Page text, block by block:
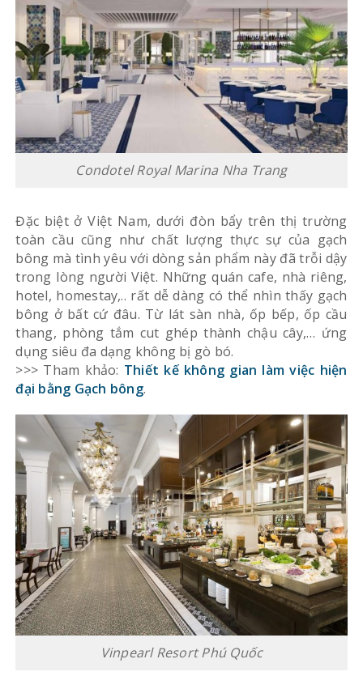
Condotel Royal Marina Nha Trang
Đặc biệt ở Việt Nam, dưới đòn bẩy trên thị trường
toàn cầu cũng như chất lượng thực sự của gạch
bông mà tình yêu với dòng sản phẩm này đã trỗi dậy
trong lòng người Việt. Những quán cafe, nhà riêng,
hotel, homestay,.. rất dễ dàng có thể nhìn thấy gạch
bông ở bất cứ đâu. Từ lát sàn nhà, ốp bếp, ốp cầu
thang, phòng tắm cut ghép thành chậu cây,… ứng
dụng siêu đa dạng không bị gò bó.
>>> Tham khảo: Thiết kế không gian làm việc hiện
đại bằng Gạch bông.
Vinpearl Resort Phú Quốc